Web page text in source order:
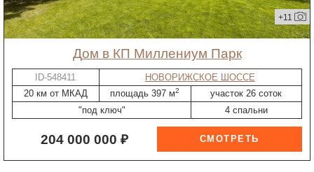
+11
дом в КП Миллениум Парк
ID-548411
НОВОРИЖСКОЕ ШОССЕ
20 км от МКАД
площадь 397 м2
участок 26 соток
"под ключ"
4 спальни
204 000 000 ₽